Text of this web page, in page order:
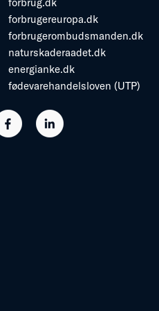
forbrugereuropa.dk
forbrugerombudsmanden.dk
naturskaderaadet.dk
energianke.dk
fødevarehandelsloven (UTP)